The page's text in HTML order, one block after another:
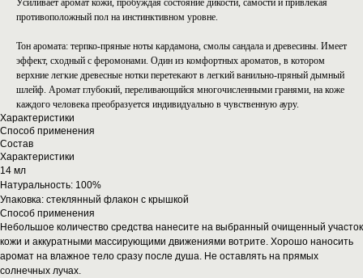
Усиливает аромат кожи, пробуждая состояние дикости, самости и привлекая
противоположный пол на инстинктивном уровне.
Тон аромата: терпко-пряные ноты кардамона, смолы сандала и древесины. Имеет
эффект, сходный с феромонами. Один из комфортных ароматов, в котором
верхние легкие древесные нотки перетекают в легкий ванильно-пряный дымный
шлейф. Аромат глубокий, переливающийся многочисленными гранями, на коже
каждого человека преобразуется индивидуально в чувственную ауру.
Характеристики
Способ применения
Состав
Характеристики
14 мл
Натуральность: 100%
Упаковка: стеклянный флакон с крышкой
Способ применения
Небольшое количество средства нанесите на выбранный очищенный участок
кожи и аккуратными массирующими движениями вотрите. Хорошо наносить
аромат на влажное тело сразу после душа. Не оставлять на прямых
солнечных лучах.